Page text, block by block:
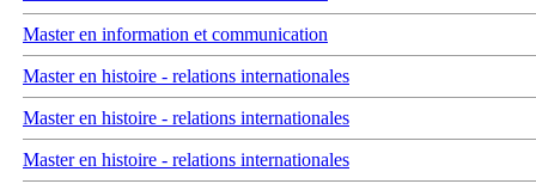
Master en information et communication
Master en histoire - relations internationales
Master en histoire - relations internationales
Master en histoire - relations internationales